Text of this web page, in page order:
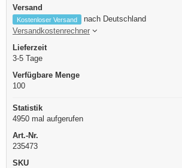
Versand
Kostenloser Versand
nach Deutschland
Versandkostenrechner
Lieferzeit
3-5 Tage
Verfügbare Menge
100
Statistik
4950 mal aufgerufen
Art.-Nr.
235473
SKU